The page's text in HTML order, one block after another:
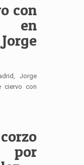
con
en
Jorge
ciervo con
por